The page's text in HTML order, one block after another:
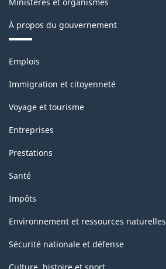
À propos du gouvernement
Thèmes
sujets
Emplois
Immigration et citoyenneté
Voyage et tourisme
Entreprises
Prestations
Santé
Impôts
Environnement et ressources naturelles
Sécurité nationale et défense